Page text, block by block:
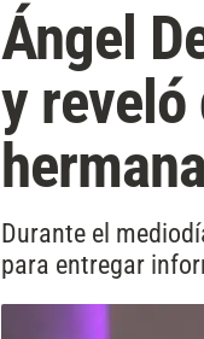
Ángel
y reveló
Durante el
para entregar